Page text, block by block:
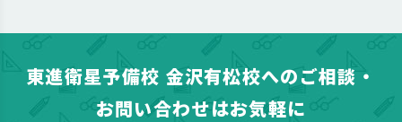
東進衛星予備校 金沢有松校へのご相談・
お問い合わせはお気軽に